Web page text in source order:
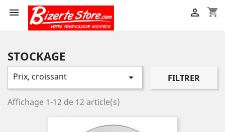
 shopping_cart

STOCKAGE
Prix, croissant  FILTRER
Affichage 1-12 de 12 article(s)